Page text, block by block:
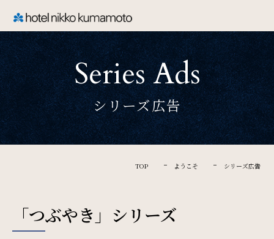
CLOSE
TOP
Welcome
Rooms
ご宿泊
Series Ads
シリーズ広告
TOP ようこそ シリーズ広告
「つぶやき」シリーズ